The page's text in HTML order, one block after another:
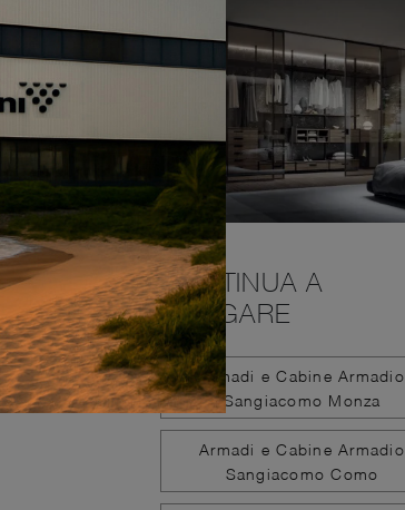
CONTINUA A
NAVIGARE
Armadi e Cabine Armadio
Sangiacomo Monza
Armadi e Cabine Armadio
Sangiacomo Como